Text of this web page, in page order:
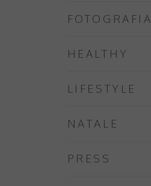
FOTOGRAFIA
HEALTHY
LIFESTYLE
NATALE
PRESS